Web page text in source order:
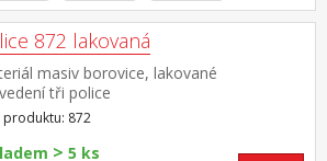
872 lakovaná
masiv borovice, lakované
tři police
produktu: 872
> 5 ks